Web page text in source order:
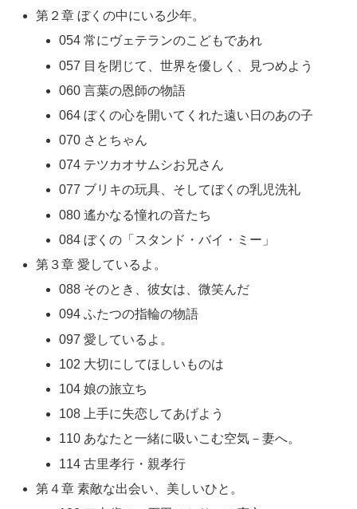
第２章 ぼくの中にいる少年。
054 常にヴェテランのこどもであれ
057 目を閉じて、世界を優しく、見つめよう
060 言葉の恩師の物語
064 ぼくの心を開いてくれた遠い日のあの子
070 さとちゃん
074 テツカオサムシお兄さん
077 ブリキの玩具、そしてぼくの乳児洗礼
080 遙かなる憧れの音たち
084 ぼくの「スタンド・バイ・ミー」
第３章 愛しているよ。
088 そのとき、彼女は、微笑んだ
094 ふたつの指輪の物語
097 愛しているよ。
102 大切にしてほしいものは
104 娘の旅立ち
108 上手に失恋してあげよう
110 あなたと一緒に吸いこむ空気－妻へ。
114 古里孝行・親孝行
第４章 素敵な出会い、美しいひと。